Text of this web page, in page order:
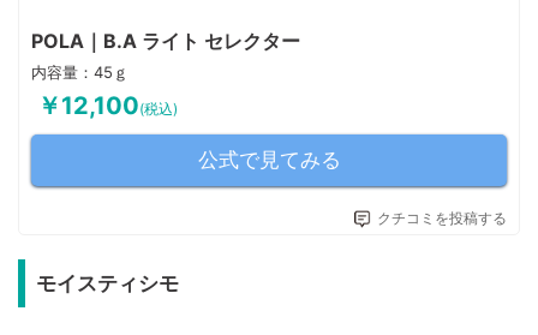
POLA｜B.A ライト セレクター
内容量：45ｇ
￥12,100(税込)
公式で見てみる
クチコミを投稿する
モイスティシモ